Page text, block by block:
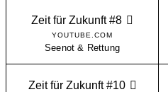
Zeit für Zukunft #8
YOUTUBE.COM
Seenot & Rettung
Zeit für Zukunft #10